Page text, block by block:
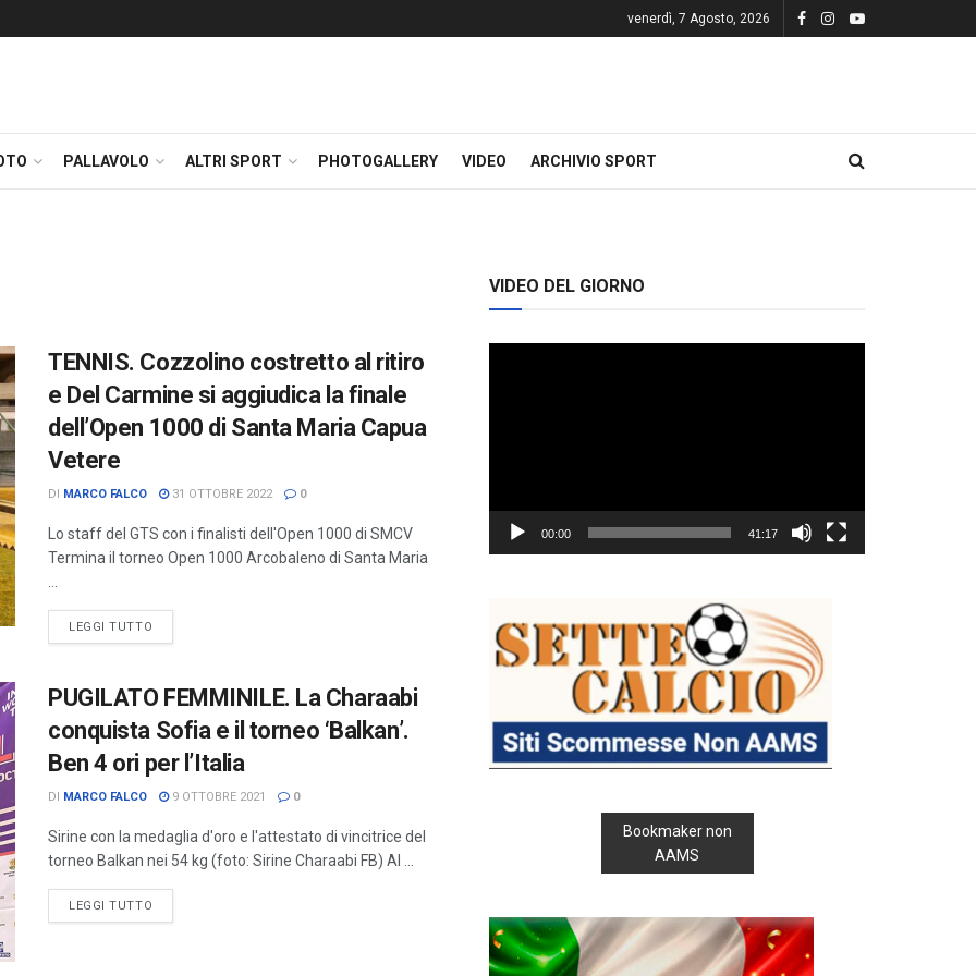
venerdì, 7 Agosto, 2026
PALLAVOLO ALTRI SPORT PHOTOGALLERY VIDEO ARCHIVIO SPORT
TENNIS. Cozzolino costretto al ritiro
e Del Carmine si aggiudica la finale
dell’Open 1000 di Santa Maria Capua
Vetere
DI MARCO FALCO 31 OTTOBRE 2022 0
Lo staff del GTS con i finalisti dell'Open 1000 di SMCV
Termina il torneo Open 1000 Arcobaleno di Santa Maria
LEGGI TUTTO
PUGILATO FEMMINILE. La Charaabi
conquista Sofia e il torneo ‘Balkan’.
Ben 4 ori per l’Italia
DI MARCO FALCO 9 OTTOBRE 2021 0
Sirine con la medaglia d'oro e l'attestato di vincitrice del
torneo Balkan nei 54 kg (foto: Sirine Charaabi FB) Al ...
LEGGI TUTTO
VIDEO DEL GIORNO
00:00 41:17
Bookmaker non
AAMS